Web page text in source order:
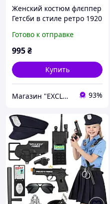
Женский костюм флєппер
Гетсби в стиле ретро 1920
Готово к отправке
995₴
Купить
Магазин "EXCLUSIVE" - Оригинальные Подарки Для Всех 93%